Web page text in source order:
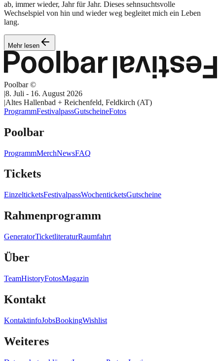
ab, immer wieder, Jahr für Jahr. Dieses sehnsuchtsvolle
Wechselspiel von hin und wieder weg begleitet mich ein Leben
lang.
Mehr lesen
Poolbar ©
|8. Juli - 16. August 2026
|Altes Hallenbad + Reichenfeld, Feldkirch (AT)
ProgrammFestivalpassGutscheineFotos
Poolbar
ProgrammMerchNewsFAQ
Tickets
EinzelticketsFestivalpassWochenticketsGutscheine
Rahmenprogramm
GeneratorTicketliteraturRaumfahrt
Über
TeamHistoryFotosMagazin
Kontakt
KontaktinfoJobsBookingWishlist
Weiteres